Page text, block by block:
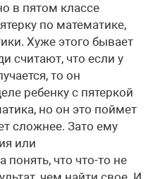
в пятом классе
по математике,
Хуже этого бывает
считают, что если у
то он
ребенку с пятеркой
но он это поймет
сложнее. Зато ему
или
что что-то не